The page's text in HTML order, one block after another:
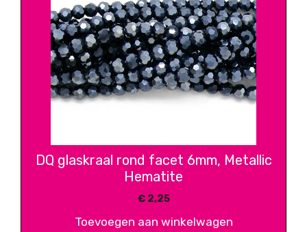
DQ glaskraal rond facet 6mm, Metallic
Hematite
€2,25
Toevoegen aan winkelwagen